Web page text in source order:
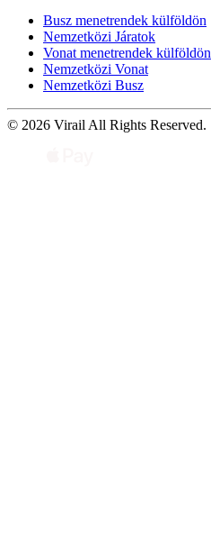
Busz menetrendek külföldön
Nemzetközi Járatok
Vonat menetrendek külföldön
Nemzetközi Vonat
Nemzetközi Busz
© 2026 Virail All Rights Reserved.